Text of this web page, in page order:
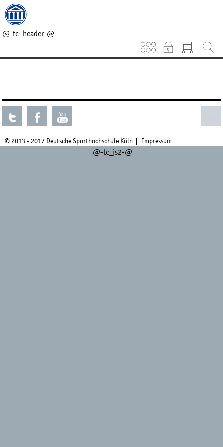
@-tc_header-@
@-tc_breadcrumb-@
Keinen aktuellen Kurs gefunden.
© 2013 - 2017 Deutsche Sporthochschule Köln Impressum
@-tc_js2-@